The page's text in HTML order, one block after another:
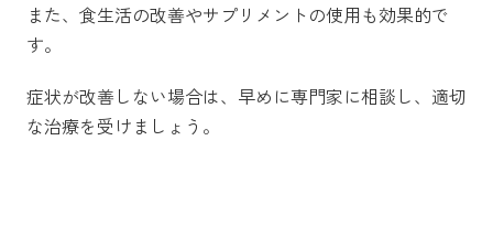
また、食生活の改善やサプリメントの使用も効果的で
す。
症状が改善しない場合は、早めに専門家に相談し、適切
な治療を受けましょう。